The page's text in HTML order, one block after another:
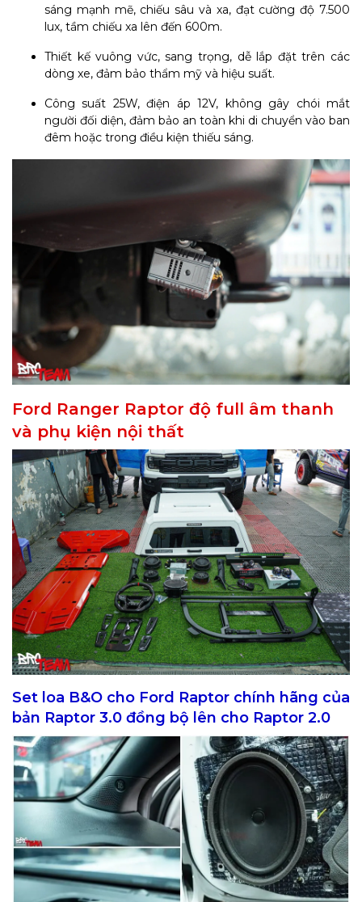
sáng mạnh mẽ, chiếu sâu và xa, đạt cường độ 7.500
lux, tầm chiếu xa lên đến 600m.
Thiết kế vuông vức, sang trọng, dễ lắp đặt trên các
dòng xe, đảm bảo thẩm mỹ và hiệu suất.
Công suất 25W, điện áp 12V, không gây chói mắt
người đối diện, đảm bảo an toàn khi di chuyển vào ban
đêm hoặc trong điều kiện thiếu sáng.
Ford Ranger Raptor độ full âm thanh
và phụ kiện nội thất
Set loa B&O cho Ford Raptor chính hãng của
bản Raptor 3.0 đồng bộ lên cho Raptor 2.0